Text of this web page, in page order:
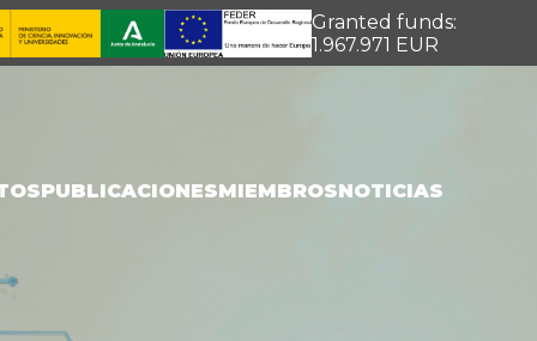
Granted funds:
1.967.971 EUR
PUBLICACIONESMIEMBROSNOTICIAS